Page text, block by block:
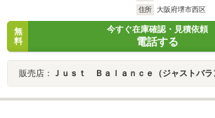
住所
大阪府堺市西区
無
料
今すぐ在庫確認・見積依頼
電話する
販売店： Ｊｕｓｔ Ｂａｌａｎｃｅ（ジャストバラ